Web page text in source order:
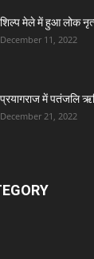
शिल्प मेले में हुआ लोक
December 11, 2022
प्रयागराज में पतंजलि
December 21, 2022